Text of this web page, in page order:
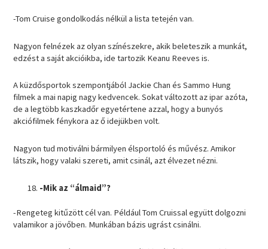
-Tom Cruise gondolkodás nélkül a lista tetején van.
Nagyon felnézek az olyan színészekre, akik beleteszik a munkát,
edzést a saját akcióikba, ide tartozik Keanu Reeves is.
A küzdősportok szempontjából Jackie Chan és Sammo Hung
filmek a mai napig nagy kedvencek. Sokat változott az ipar azóta,
de a legtöbb kaszkadőr egyetértene azzal, hogy a bunyós
akciófilmek fénykora az ő idejükben volt.
Nagyon tud motiválni bármilyen élsportoló és művész. Amikor
látszik, hogy valaki szereti, amit csinál, azt élvezet nézni.
-Mik az “álmaid”?
-Rengeteg kitűzött cél van. Például Tom Cruissal együtt dolgozni
valamikor a jövőben. Munkában bázis ugrást csinálni.